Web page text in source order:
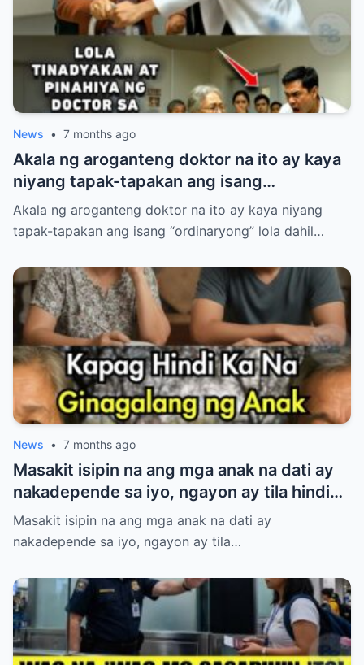
News • 7 months ago
Akala ng aroganteng doktor na ito ay kaya
niyang tapak-tapakan ang isang
“ordinaryong” lola dahil lang sa luma nitong
anyo.
Akala ng aroganteng doktor na ito ay kaya niyang
tapak-tapakan ang isang “ordinaryong” lola dahil…
News • 7 months ago
Masakit isipin na ang mga anak na dati ay
nakadepende sa iyo, ngayon ay tila hindi
na nakikinig at wala nang respeto. Binuhos
mo ang lahat—oras, pagod, at pagmamahal
mundo. Kung nararamdaman mong
binabaliwala ka na lang nila, huwag kang
magalit o sumigaw. May mas matalinong
paraan para muling makuha ang kanilang
Masakit isipin na ang mga anak na dati ay
nakadepende sa iyo, ngayon ay tila…